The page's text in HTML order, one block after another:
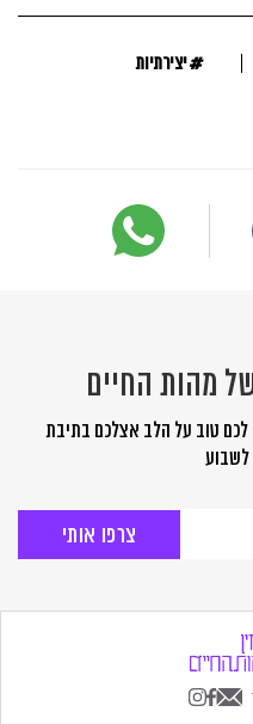
#יצירתיות
מהות החיים
טוב על הלב אצלכם בתיבת